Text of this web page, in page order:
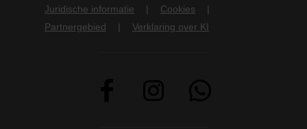
Juridische informatie
Cookies
Partnergebied
Verklaring over KI